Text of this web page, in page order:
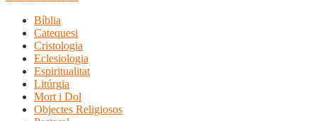
Bíblia
Catequesi
Cristologia
Eclesiologia
Espiritualitat
Litúrgia
Mort i Dol
Objectes Religiosos